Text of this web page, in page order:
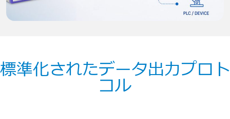
標準化されたデータ出力プロト
コル